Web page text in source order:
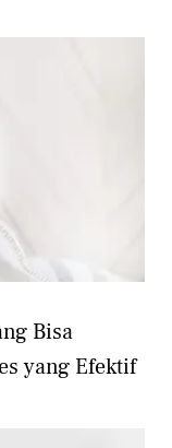
Bisa
yang Efektif